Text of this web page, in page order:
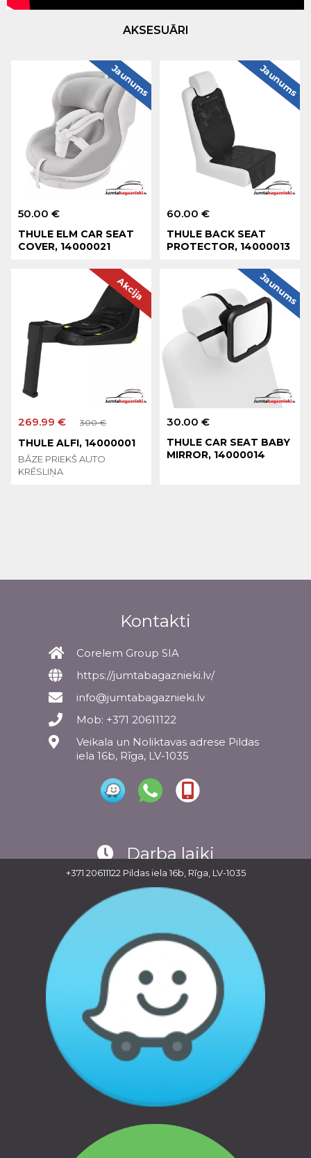
AKSESUĀRI
50.00 €
THULE ELM CAR SEAT
COVER, 14000021
Jaunums
60.00 €
THULE BACK SEAT
PROTECTOR, 14000013
Jaunums
269.99 € 300 €
THULE ALFI, 14000001
BĀZE PRIEKŠ AUTO
KRĒSLIŅA
Akcija
30.00 €
THULE CAR SEAT BABY
MIRROR, 14000014
Jaunums
Kontakti
Corelem Group SIA
https://jumtabagaznieki.lv/
info@jumtabagaznieki.lv
Mob: +371 20611122
Veikala un Noliktavas adrese Pildas
iela 16b, Rīga, LV-1035
Darba laiki
09:00 - 17:30
09:00 - 17:30
09:00 - 17:30
C
09:00 - 17:30
P
09:00 - 17:30
Se - Pēc pieprasījuma
Rekvizīti
Juridiskā adrese: Pildas iela 16b, Rīga, LV-
Reģ.Nr.: 40103387734
Banka: Swedbank AS
Swift kods: HABALV22
+371 20611122Pildas iela 16b, Rīga, LV-1035